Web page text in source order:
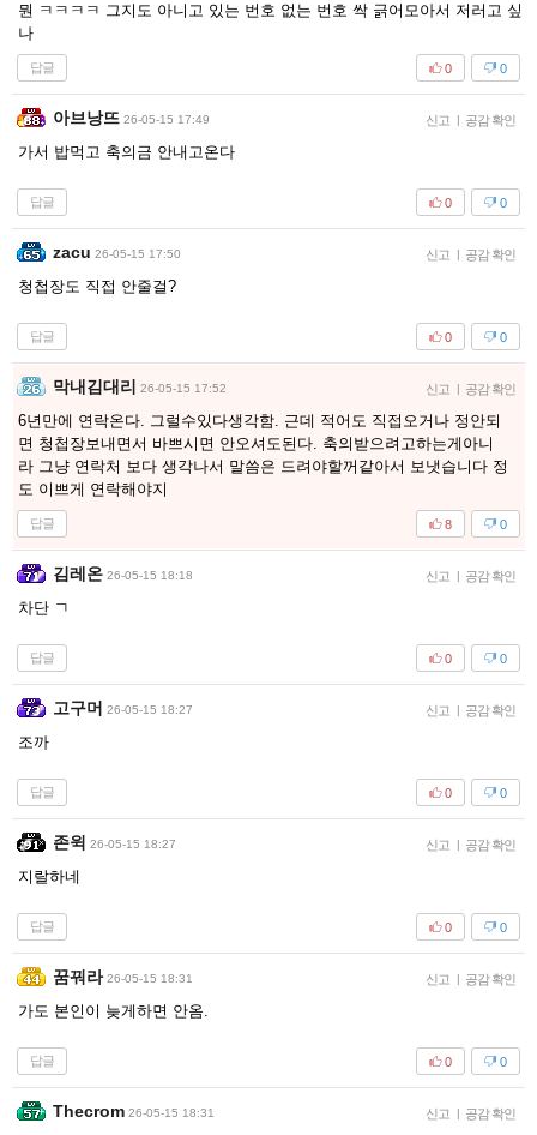
뭔 ㅋㅋㅋㅋ 그지도 아니고 있는 번호 없는 번호 싹 긁어모아서 저러고 싶
나
답글 0
0
아브낭뜨 26-05-15 17:49 신고 | 공감 확인
가서 밥먹고 축의금 안내고온다
답글 0
0
zacu 26-05-15 17:50 신고 | 공감 확인
청첩장도 직접 안줄걸?
답글 0
0
막내김대리 26-05-15 17:52 신고 | 공감 확인
6년만에 연락온다. 그럴수있다생각함. 근데 적어도 직접오거나 정안되
면 청첩장보내면서 바쁘시면 안오셔도된다. 축의받으려고하는게아니
라 그냥 연락처 보다 생각나서 말씀은 드려야할꺼같아서 보냇습니다 정
도 이쁘게 연락해야지
답글 0
8
김레온 26-05-15 18:18 신고 | 공감 확인
차단 ㄱ
답글 0
0
고구머 26-05-15 18:27 신고 | 공감 확인
조까
답글 0
0
존윅 26-05-15 18:27 신고 | 공감 확인
지랄하네
답글 0
0
꿈꿔라 26-05-15 18:31 신고 | 공감 확인
가도 본인이 늦게하면 안옴.
답글 0
0
Thecrom 26-05-15 18:31 신고 | 공감 확인